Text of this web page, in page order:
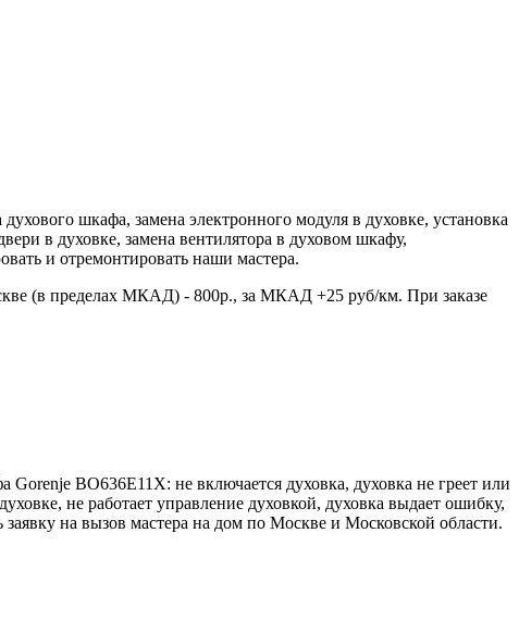
шкафа, замена электронного модуля в духовке, установка
в духовке, замена вентилятора в духовом шкафу,
и отремонтировать наши мастера.
(в пределах МКАД) - 800р., за МКАД +25 руб/км. При заказе
BO636E11X: не включается духовка, духовка не греет или
не работает управление духовкой, духовка выдает ошибку,
на вызов мастера на дом по Москве и Московской области.